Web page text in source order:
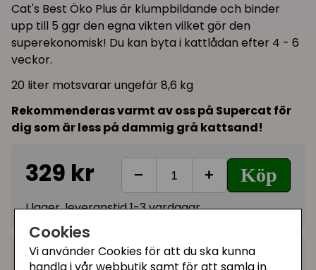
Cookies
Vi använder Cookies för att du ska kunna
Cat's Best Öko Plus är klumpbildande och binder
upp till 5 ggr den egna vikten vilket gör den
superekonomisk! Du kan byta i kattlådan efter 4 - 6
veckor.
20 liter motsvarar ungefär 8,6 kg
Rekommenderas varmt av oss på Supercat för
dig som är less på dammig grå kattsand!
329 kr − + Köp
I lager, leveranstid 1-3 vardagar
Kategorier: